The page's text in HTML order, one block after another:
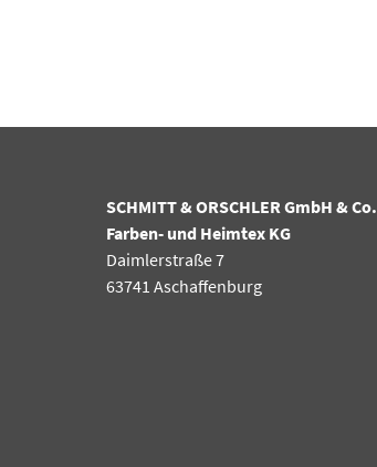
SCHMITT & ORSCHLER GmbH & Co.
Farben- und Heimtex KG
Daimlerstraße 7
63741 Aschaffenburg